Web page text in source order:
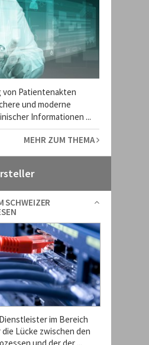
von Patientenakten
und moderne
Informationen ...
MEHR ZUM THEMA
SCHWEIZER
im Bereich
Lücke zwischen den